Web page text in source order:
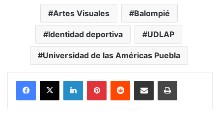
Artes Visuales Balompié
Identidad deportiva UDLAP
Universidad de las Américas Puebla
LinkedInPinterestReddit Share via Email Print